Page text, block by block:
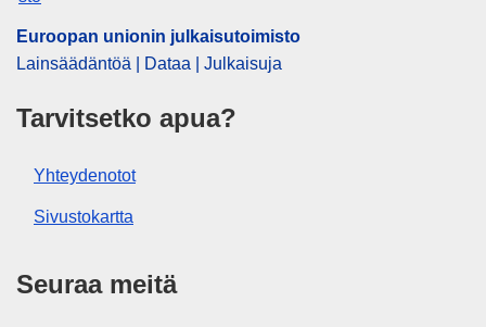
Euroopan unionin julkaisutoimisto
Lainsäädäntöä | Dataa | Julkaisuja
Tarvitsetko apua?
Yhteydenotot
Sivustokartta
Seuraa meitä